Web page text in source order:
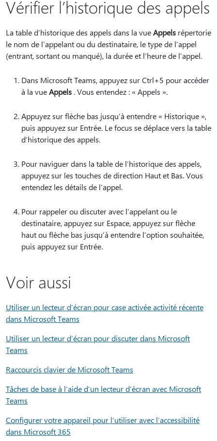
Vérifier l’historique des appels
La table d’historique des appels dans la vueAppels répertorie
le nom de l’appelant ou du destinataire, le type de l’appel
(entrant, sortant ou manqué), la durée et l’heure de l’appel.
Dans Microsoft Teams, appuyez sur Ctrl+5 pour accéder
à la vueAppels . Vous entendez : « Appels ».
Appuyez sur flèche bas jusqu’à entendre « Historique »,
puis appuyez sur Entrée. Le focus se déplace vers la table
d’historique des appels.
Pour naviguer dans la table de l’historique des appels,
appuyez sur les touches de direction Haut et Bas. Vous
entendez les détails de l’appel.
Pour rappeler ou discuter avec l’appelant ou le
destinataire, appuyez sur Espace, appuyez sur flèche
haut ou flèche bas jusqu’à entendre l’option souhaitée,
puis appuyez sur Entrée.
Voir aussi
Utiliser un lecteur d’écran pour case activée activité récente
dans Microsoft Teams
Utiliser un lecteur d’écran pour discuter dans Microsoft
Teams
Raccourcis clavier de Microsoft Teams
Tâches de base à l’aide d’un lecteur d’écran avec Microsoft
Teams
Configurer votre appareil pour l’utiliser avec l’accessibilité
dans Microsoft 365